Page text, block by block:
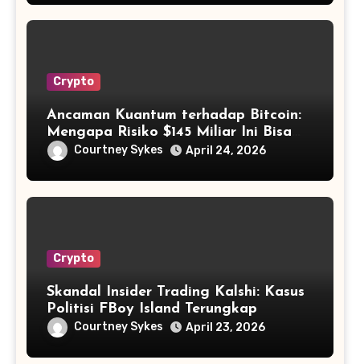
Crypto
Ancaman Kuantum terhadap Bitcoin:
Mengapa Risiko $145 Miliar Ini Bisa
Dikelola?
Courtney Sykes April 24, 2026
Crypto
Skandal Insider Trading Kalshi: Kasus
Politisi FBoy Island Terungkap
Courtney Sykes April 23, 2026